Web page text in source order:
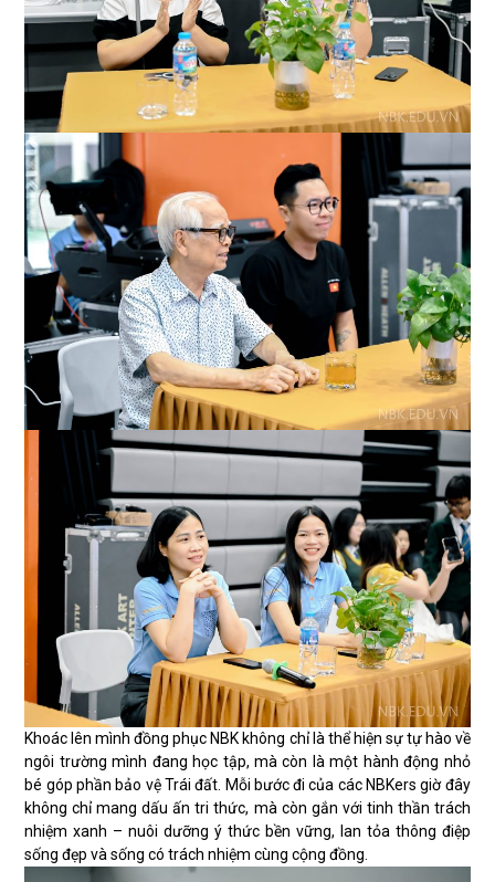
Khoác lên mình đồng phục NBK không chỉ là thể hiện sự tự hào về
ngôi trường mình đang học tập, mà còn là một hành động nhỏ
bé góp phần bảo vệ Trái đất. Mỗi bước đi của các NBKers giờ đây
không chỉ mang dấu ấn tri thức, mà còn gắn với tinh thần trách
nhiệm xanh – nuôi dưỡng ý thức bền vững, lan tỏa thông điệp
sống đẹp và sống có trách nhiệm cùng cộng đồng.